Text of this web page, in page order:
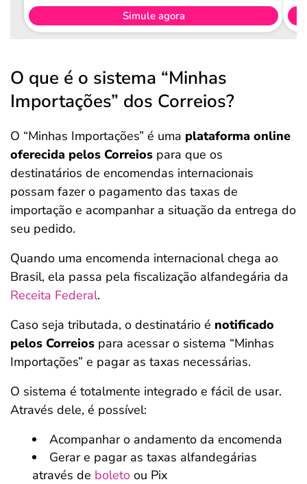
Simule agora
O que é o sistema “Minhas
Importações” dos Correios?
O “Minhas Importações” é uma plataforma online
oferecida pelos Correios para que os
destinatários de encomendas internacionais
possam fazer o pagamento das taxas de
importação e acompanhar a situação da entrega do
seu pedido.
Quando uma encomenda internacional chega ao
Brasil, ela passa pela fiscalização alfandegária da
Receita Federal.
Caso seja tributada, o destinatário é notificado
pelos Correios para acessar o sistema “Minhas
Importações” e pagar as taxas necessárias.
O sistema é totalmente integrado e fácil de usar.
Através dele, é possível:
Acompanhar o andamento da encomenda
Gerar e pagar as taxas alfandegárias
através de boleto ou Pix